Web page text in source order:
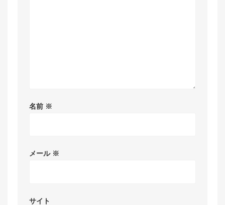
名前 ※
メール ※
サイト